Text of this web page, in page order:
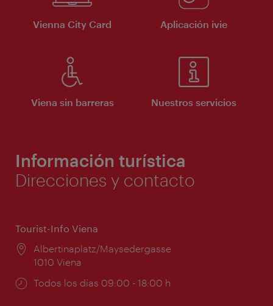
Vienna City Card Aplicación ivie
Viena sin barreras Nuestros servicios
Información turística
Direcciones y contacto
Tourist-Info Viena
Lugar:
Albertinaplatz/Maysedergasse
1010 Viena
Horarios
Todos los días 09:00 - 18:00 h